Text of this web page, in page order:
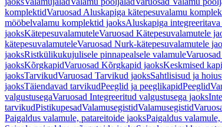
komplektidVaruosad Aluskapiga kätepesuvalamu
mööbelvalamu komplektid jaoksAluskapiga
jaoksKätepesuvalamuteleVaruosad Kätepesuvalamutele
kätepesuvalamuteleVaruosad Nurk-kätepesuvalamutele
jaoksRistkülikukujulisele pinnapealsele valamule
jaoksKõrgkapidVaruosad Kõrgkapid jaoksKeskmised
jaoksTarvikudVaruosad Tarvikud jaoksSahtlisisud ja
jaoksTäiendavad tarvikudPeeglid ja peeglikapidPeeglid
valgustusegaVaruosad Integreeritud valgustusega jaoks
tarvikudPistikupesadValamusegistidValamusegistid
Paigaldus valamule, patareitoide jaoksPaigaldus